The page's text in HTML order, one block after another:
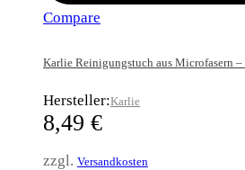
Compare
Karlie Reinigungstuch aus Microfasern –
Hersteller:Karlie
8,49 €
zzgl. Versandkosten